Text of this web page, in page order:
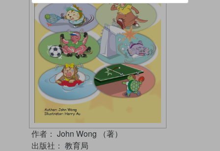
作者： John Wong （著）
出版社： 教育局